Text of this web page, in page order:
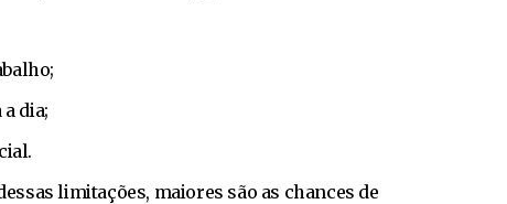
dia;
limitações, maiores são as chances de